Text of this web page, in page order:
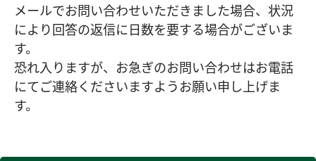
メールでお問い合わせいただきました場合、状況
により回答の返信に日数を要する場合がございま
す。
恐れ入りますが、お急ぎのお問い合わせはお電話
にてご連絡くださいますようお願い申し上げま
す。